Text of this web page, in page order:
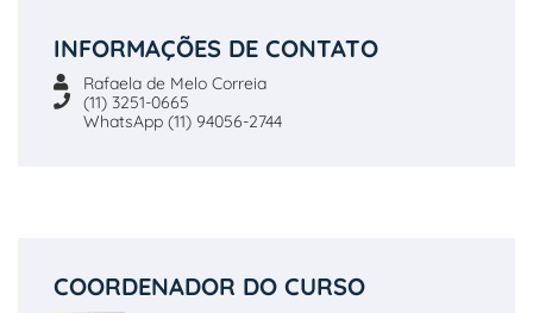
INFORMAÇÕES DE CONTATO
Rafaela de Melo Correia
(11) 3251-0665
WhatsApp (11) 94056-2744
COORDENADOR DO CURSO